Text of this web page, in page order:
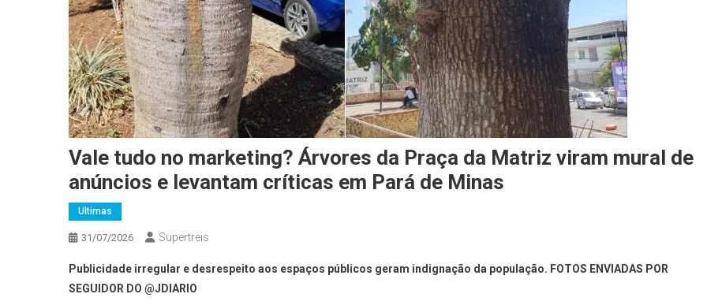
Vale tudo no marketing? Árvores da Praça da Matriz viram mural de
anúncios e levantam críticas em Pará de Minas
Ultimas
31/07/2026 Supertreis
Publicidade irregular e desrespeito aos espaços públicos geram indignação da população. FOTOS ENVIADAS POR
SEGUIDOR DO @JDIARIO